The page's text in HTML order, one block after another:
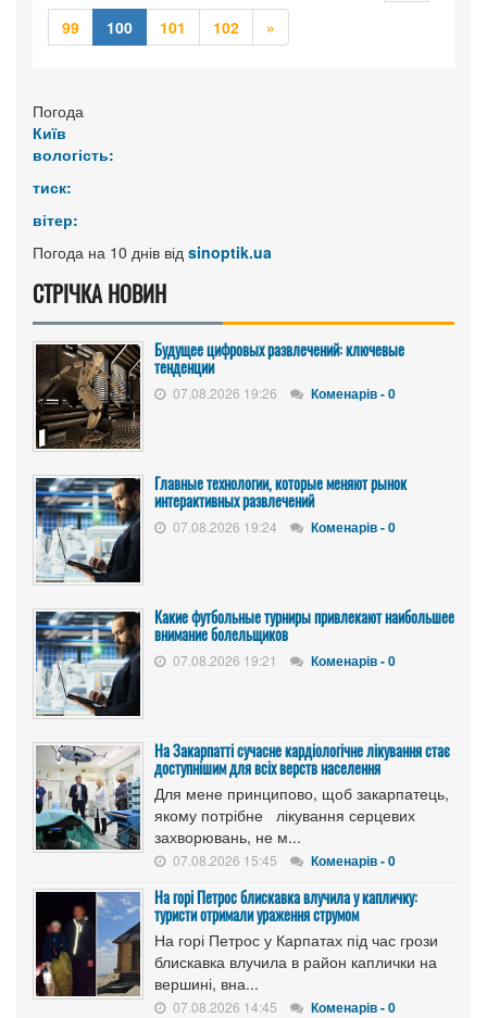
99 100 101 102 »
Погода
Київ
вологість:
тиск:
вітер:
Погода на 10 днів від sinoptik.ua
СТРІЧКА НОВИН
Будущее цифровых развлечений: ключевые
тенденции
07.08.2026 19:26 Коменарів - 0
Главные технологии, которые меняют рынок
интерактивных развлечений
07.08.2026 19:24 Коменарів - 0
Какие футбольные турниры привлекают наибольшее
внимание болельщиков
07.08.2026 19:21 Коменарів - 0
На Закарпатті сучасне кардіологічне лікування стає
доступнішим для всіх верств населення
Для мене принципово, щоб закарпатець,
якому потрібне лікування серцевих
захворювань, не м...
07.08.2026 15:45 Коменарів - 0
На горі Петрос блискавка влучила у капличку:
туристи отримали ураження струмом
На горі Петрос у Карпатах під час грози
блискавка влучила в район каплички на
вершині, вна...
07.08.2026 14:45 Коменарів - 0